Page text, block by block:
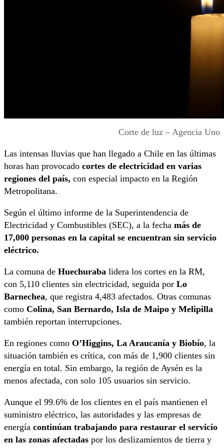
Corte de luz – Agencia Uno
Las intensas lluvias que han llegado a Chile en las últimas
horas han provocado cortes de electricidad en varias
regiones del país, con especial impacto en la Región
Metropolitana.
Según el último informe de la Superintendencia de
Electricidad y Combustibles (SEC), a la fecha más de
17,000 personas en la capital se encuentran sin servicio
eléctrico.
La comuna de Huechuraba lidera los cortes en la RM,
con 5,110 clientes sin electricidad, seguida por Lo
Barnechea, que registra 4,483 afectados. Otras comunas
como Colina, San Bernardo, Isla de Maipo y Melipilla
también reportan interrupciones.
En regiones como O’Higgins, La Araucanía y Biobío, la
situación también es crítica, con más de 1,900 clientes sin
energía en total. Sin embargo, la región de Aysén es la
menos afectada, con solo 105 usuarios sin servicio.
Aunque el 99.6% de los clientes en el país mantienen el
suministro eléctrico, las autoridades y las empresas de
energía continúan trabajando para restaurar el servicio
en las zonas afectadas por los deslizamientos de tierra y